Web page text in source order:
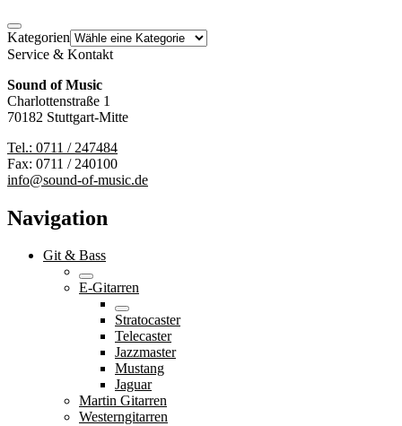
Kategorien
Service & Kontakt
Sound of Music
Charlottenstraße 1
70182 Stuttgart-Mitte
Tel.: 0711 / 247484
Fax: 0711 / 240100
info@sound-of-music.de
Navigation
Git & Bass
E-Gitarren
Stratocaster
Telecaster
Jazzmaster
Mustang
Jaguar
Martin Gitarren
Westerngitarren